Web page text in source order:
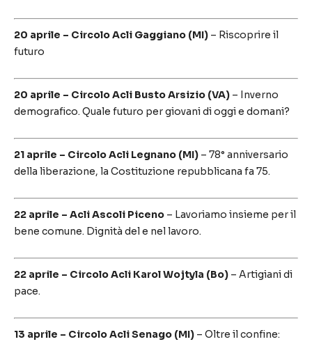
20 aprile – Circolo Acli Gaggiano (MI) – Riscoprire il
futuro
20 aprile – Circolo Acli Busto Arsizio (VA) – Inverno
demografico. Quale futuro per giovani di oggi e domani?
21 aprile – Circolo Acli Legnano (MI) – 78° anniversario
della liberazione, la Costituzione repubblicana fa 75.
22 aprile – Acli Ascoli Piceno – Lavoriamo insieme per il
bene comune. Dignità del e nel lavoro.
22 aprile – Circolo Acli Karol Wojtyla (Bo) – Artigiani di
pace.
13 aprile – Circolo Acli Senago (MI) – Oltre il confine: